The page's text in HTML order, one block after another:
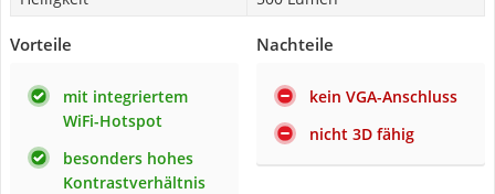
Vorteile
mit integriertem
WiFi-Hotspot
besonders hohes
Kontrastverhältnis
Nachteile
kein VGA-Anschluss
nicht 3D fähig